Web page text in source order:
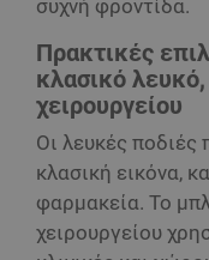
συχνή φροντίδα.
Πρακτικές
κλασικό
χειρουργείου
Οι λευκές
κλασική εικόνα,
φαρμακεία. Το
χειρουργείου